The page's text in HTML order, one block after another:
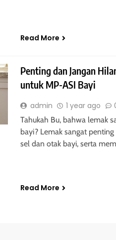
Read More
Penting dan Jangan
untuk MP-ASI Bayi
admin 1 year ago
Tahukah Bu, bahwa lemak
bayi? Lemak sangat
sel dan otak bayi, serta
Read More